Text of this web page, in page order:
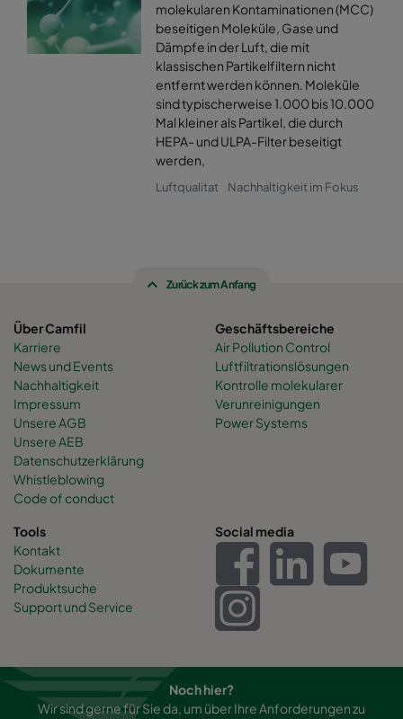
molekularen Kontaminationen (MCC)
beseitigen Moleküle, Gase und
Dämpfe in der Luft, die mit
klassischen Partikelfiltern nicht
entfernt werden können. Moleküle
sind typischerweise 1.000 bis 10.000
Mal kleiner als Partikel, die durch
HEPA- und ULPA-Filter beseitigt
werden,
Luftqualitat Nachhaltigkeit im Fokus
Zurück zum Anfang
Über Camfil
Karriere
News und Events
Nachhaltigkeit
Impressum
Unsere AGB
Unsere AEB
Datenschutzerklärung
Whistleblowing
Code of conduct
Geschäftsbereiche
Air Pollution Control
Luftfiltrationslösungen
Kontrolle molekularer
Verunreinigungen
Power Systems
Tools
Kontakt
Dokumente
Produktsuche
Support und Service
Social media
Noch hier?
Wir sind gerne für Sie da, um über Ihre Anforderungen zu